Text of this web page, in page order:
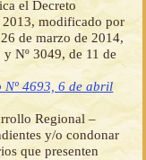
el Decreto
2013, modificado por
de marzo de 2014,
Nº 3049, de 11 de
Nº 4693, 6 de abril
Regional –
y/o condonar
que presenten